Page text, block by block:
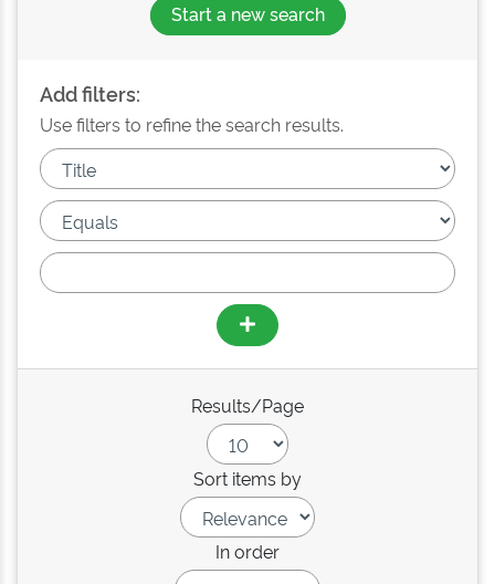
Start a new search
Add filters:
Use filters to refine the search results.
Results/Page
Sort items by
In order